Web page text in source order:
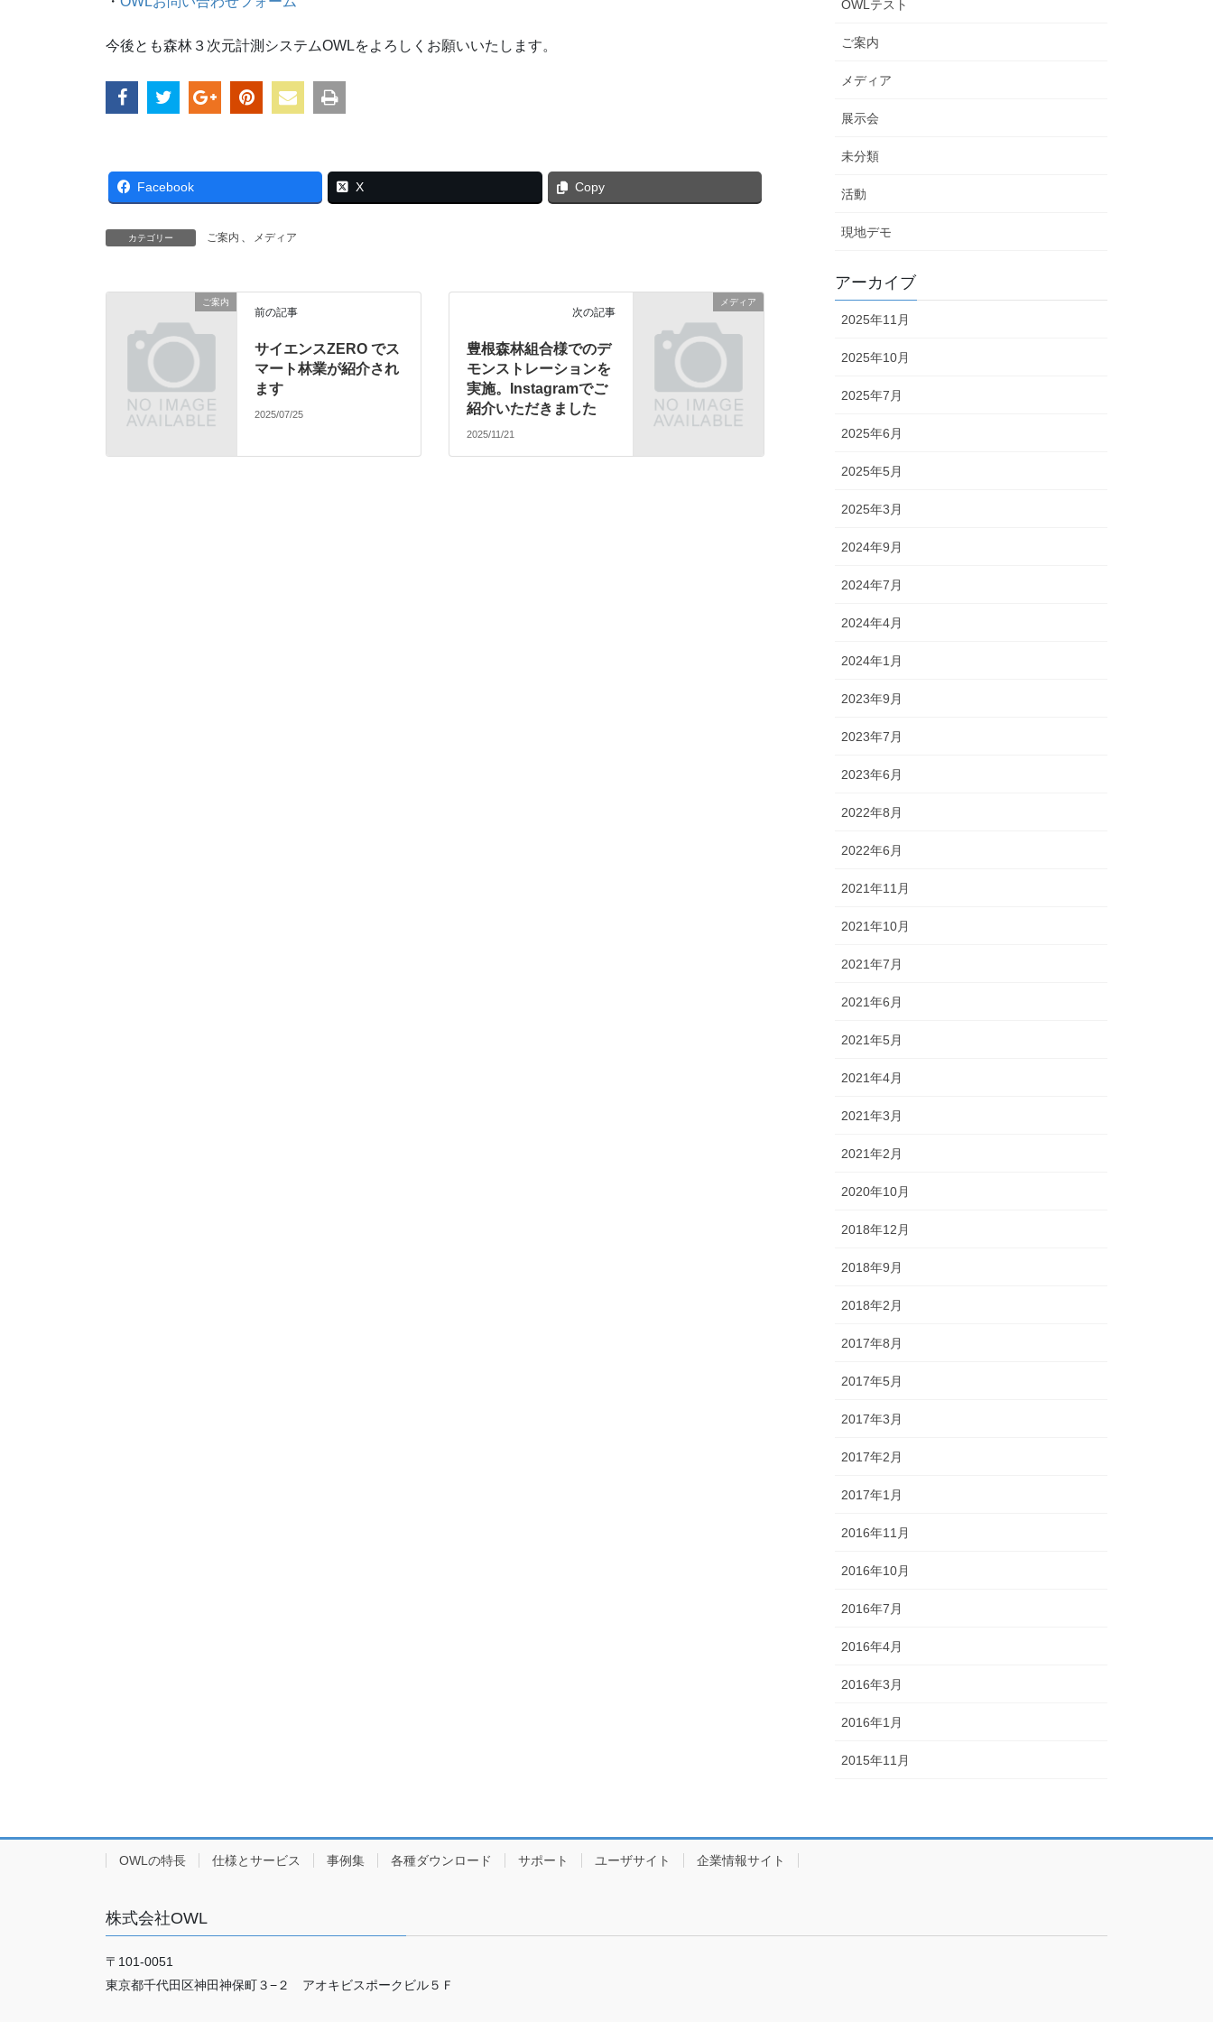
今後とも森林３次元計測システムOWLをよろしくお願いいたします。
Facebook X Copy
カテゴリー ご案内 メディア
ご案内
前の記事
サイエンスZERO でス
マート林業が紹介され
ます
2025/07/25
メディア
次の記事
豊根森林組合様でのデ
モンストレーションを
実施。Instagramでご
紹介いただきました
2025/11/21
OWLテスト
ご案内
メディア
展示会
未分類
活動
現地デモ
アーカイブ
2025年11月
2025年10月
2025年7月
2025年6月
2025年5月
2025年3月
2024年9月
2024年7月
2024年4月
2024年1月
2023年9月
2023年7月
2023年6月
2022年8月
2022年6月
2021年11月
2021年10月
2021年7月
2021年6月
2021年5月
2021年4月
2021年3月
2021年2月
2020年10月
2018年12月
2018年9月
2018年2月
2017年8月
2017年5月
2017年3月
2017年2月
2017年1月
2016年11月
2016年10月
2016年7月
2016年4月
2016年3月
2016年1月
2015年11月
OWLの特長 仕様とサービス 事例集 各種ダウンロード サポート ユーザサイト 企業情報サイト
株式会社OWL
〒101-0051
東京都千代田区神田神保町３−２ アオキビスポークビル５Ｆ